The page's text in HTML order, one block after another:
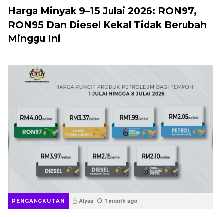
Harga Minyak 9–15 Julai 2026: RON97,
RON95 Dan Diesel Kekal Tidak Berubah
Minggu Ini
PENGANGKUTAN Alyaa 1 month ago